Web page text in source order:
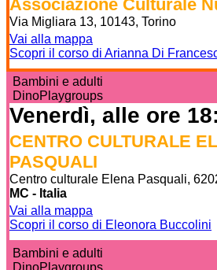
Associazione Culturale
Via Migliara 13, 10143, Torino
Vai alla mappa
Scopri il corso di Arianna Di
Bambini e adulti
DinoPlaygroups
Venerdì, alle ore
CENTRO CULTURALE
PASQUALI
Centro culturale Elena Pasquali,
MC - Italia
Vai alla mappa
Scopri il corso di Eleonora Buccolini
Bambini e adulti
DinoPlaygroups